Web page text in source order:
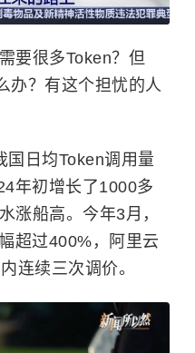
要很多Token？但
办？有这个担忧的人
国日均Token调用量
年初增长了1000多
涨船高。今年3月，
超过400%，阿里云
连续三次调价。